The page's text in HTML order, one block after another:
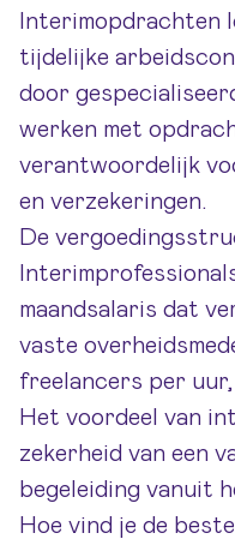
Interimopdrachten
tijdelijke
door
werken met
verantwoordelijk
en verzekeringen.
De
maandsalaris dat
vaste
freelancers per
Het voordeel van
zekerheid van een
begeleiding vanuit
Hoe vind je de